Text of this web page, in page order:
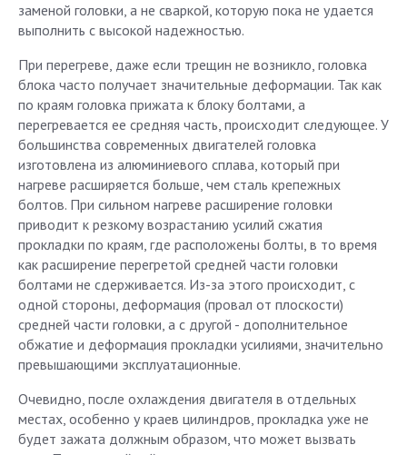
заменой головки, а не сваркой, которую пока не удается
выполнить с высокой надежностью.
При перегреве, даже если трещин не возникло, головка
блока часто получает значительные деформации. Так как
по краям головка прижата к блоку болтами, а
перегревается ее средняя часть, происходит следующее. У
большинства современных двигателей головка
изготовлена из алюминиевого сплава, который при
нагреве расширяется больше, чем сталь крепежных
болтов. При сильном нагреве расширение головки
приводит к резкому возрастанию усилий сжатия
прокладки по краям, где расположены болты, в то время
как расширение перегретой средней части головки
болтами не сдерживается. Из-за этого происходит, с
одной стороны, деформация (провал от плоскости)
средней части головки, а с другой - дополнительное
обжатие и деформация прокладки усилиями, значительно
превышающими эксплуатационные.
Очевидно, после охлаждения двигателя в отдельных
местах, особенно у краев цилиндров, прокладка уже не
будет зажата должным образом, что может вызвать